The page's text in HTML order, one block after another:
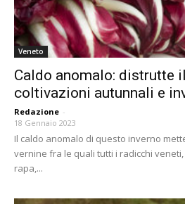
Veneto
Caldo anomalo: distrutte
coltivazioni autunnali e
Redazione -
18 Gennaio 2023
Il caldo anomalo di questo inverno
vernine fra le quali tutti i radicchi
rapa,...